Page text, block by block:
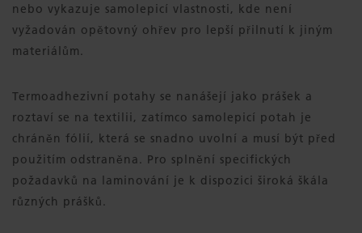
nebo vykazuje samolepicí vlastnosti, kde není
vyžadován opětovný ohřev pro lepší přilnutí k jiným
materiálům.
Termoadhezivní potahy se nanášejí jako prášek a
roztaví se na textilii, zatímco samolepicí potah je
chráněn fólií, která se snadno uvolní a musí být před
použitím odstraněna. Pro splnění specifických
požadavků na laminování je k dispozici široká škála
různých prášků.